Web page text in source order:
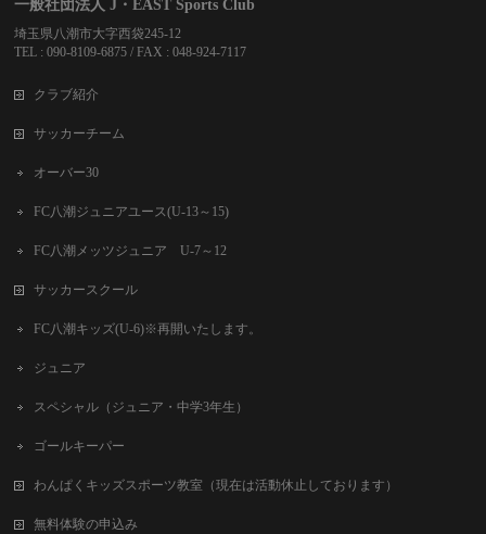
一般社団法人 J・EAST Sports Club
埼玉県八潮市大字西袋245-12
TEL : 090-8109-6875 / FAX : 048-924-7117
クラブ紹介
サッカーチーム
オーバー30
FC八潮ジュニアユース(U-13～15)
FC八潮メッツジュニア U-7～12
サッカースクール
FC八潮キッズ(U-6)※再開いたします。
ジュニア
スペシャル（ジュニア・中学3年生）
ゴールキーパー
わんぱくキッズスポーツ教室（現在は活動休止しております）
無料体験の申込み